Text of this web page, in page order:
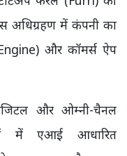
अधिग्रहण में कंपनी का
और कॉमर्स ऐप
और ओम्नी-चैनल
में एआई आधारित